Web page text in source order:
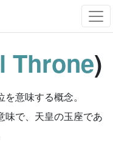
Throne)
意味する概念。
味で、天皇の玉座であ